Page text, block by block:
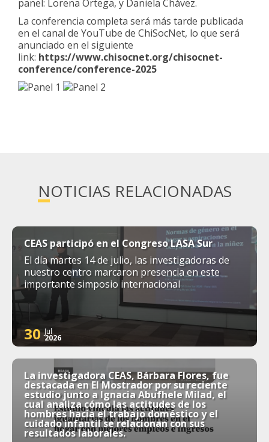
panel: Lorena Ortega, y Daniela Chávez.
La conferencia completa será más tarde publicada
en el canal de YouTube de ChiSocNet, lo que será
anunciado en el siguiente
link: https://www.chisocnet.org/chisocnet-
conference/conference-2025
NOTICIAS RELACIONADAS
CEAS participó en el Congreso LASA Sur
El día martes 14 de julio, las investigadoras de
nuestro centro marcaron presencia en este
importante simposio internacional
30 Jul
2026
La investigadora CEAS, Bárbara Flores, fue
destacada en El Mostrador por su reciente
estudio junto a Ignacia Abufhele Milad, el
cual analiza cómo las actitudes de los
hombres hacia el trabajo doméstico y el
cuidado infantil se relacionan con sus
resultados laborales.